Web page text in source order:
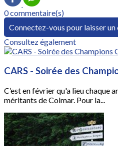
0 commentaire(s)
Connectez-vous pour laisser
Consultez également
CARS - Soirée des
C’est en février qu'a lieu chaque
méritants de Colmar. Pour la...